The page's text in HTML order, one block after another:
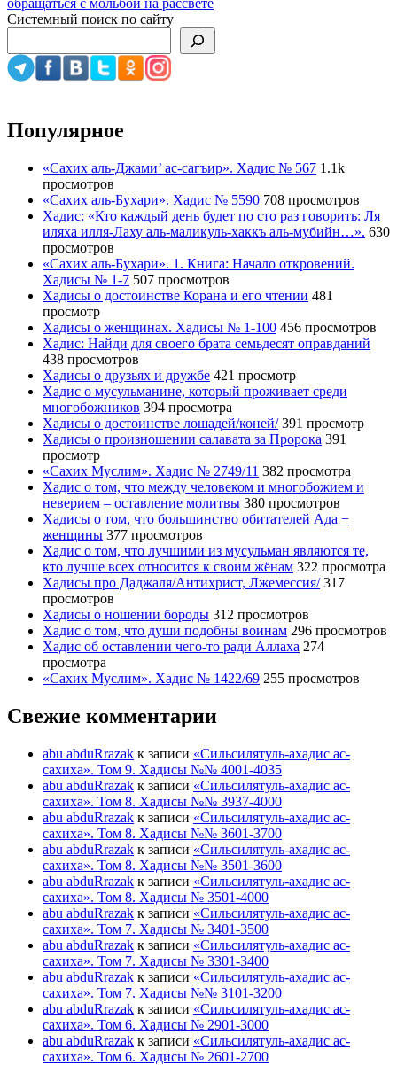
записям
обращаться с мольбой на рассвете
Системный поиск по сайту
Популярное
«Сахих аль-Джами’ ас-сагъир». Хадис № 567 1.1k
просмотров
«Сахих аль-Бухари». Хадис № 5590 708 просмотров
Хадис: «Кто каждый день будет по сто раз говорить: Ля
иляха илля-Лаху аль-маликуль-хаккъ аль-мубийн…». 630
просмотров
«Сахих аль-Бухари». 1. Книга: Начало откровений.
Хадисы № 1-7 507 просмотров
Хадисы о достоинстве Корана и его чтении 481
просмотр
Хадисы о женщинах. Хадисы № 1-100 456 просмотров
Хадис: Найди для своего брата семьдесят оправданий
438 просмотров
Хадисы о друзьях и дружбе 421 просмотр
Хадис о мусульманине, который проживает среди
многобожников 394 просмотра
Хадисы о достоинстве лошадей/коней/ 391 просмотр
Хадисы о произношении салавата за Пророка 391
просмотр
«Сахих Муслим». Хадис № 2749/11 382 просмотра
Хадис о том, что между человеком и многобожием и
неверием – оставление молитвы 380 просмотров
Хадисы о том, что большинство обитателей Ада −
женщины 377 просмотров
Хадис о том, что лучшими из мусульман являются те,
кто лучше всех относится к своим жёнам 322 просмотра
Хадисы про Даджаля/Антихрист, Лжемессия/ 317
просмотров
Хадисы о ношении бороды 312 просмотров
Хадис о том, что души подобны воинам 296 просмотров
Хадис об оставлении чего-то ради Аллаха 274
просмотра
«Сахих Муслим». Хадис № 1422/69 255 просмотров
Свежие комментарии
abu abduRrazak к записи «Сильсилятуль-ахадис ас-
сахиха». Том 9. Хадисы №№ 4001-4035
abu abduRrazak к записи «Сильсилятуль-ахадис ас-
сахиха». Том 8. Хадисы №№ 3937-4000
abu abduRrazak к записи «Сильсилятуль-ахадис ас-
сахиха». Том 8. Хадисы №№ 3601-3700
abu abduRrazak к записи «Сильсилятуль-ахадис ас-
сахиха». Том 8. Хадисы №№ 3501-3600
abu abduRrazak к записи «Сильсилятуль-ахадис ас-
сахиха». Том 8. Хадисы № 3501-4000
abu abduRrazak к записи «Сильсилятуль-ахадис ас-
сахиха». Том 7. Хадисы № 3401-3500
abu abduRrazak к записи «Сильсилятуль-ахадис ас-
сахиха». Том 7. Хадисы № 3301-3400
abu abduRrazak к записи «Сильсилятуль-ахадис ас-
сахиха». Том 7. Хадисы №№ 3101-3200
abu abduRrazak к записи «Сильсилятуль-ахадис ас-
сахиха». Том 6. Хадисы № 2901-3000
abu abduRrazak к записи «Сильсилятуль-ахадис ас-
сахиха». Том 6. Хадисы № 2601-2700